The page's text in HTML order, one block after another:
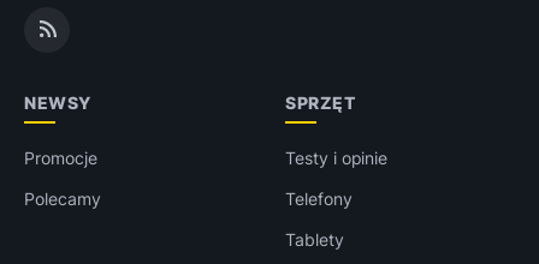
NEWSY
Promocje
Polecamy
SPRZĘT
Testy i opinie
Telefony
Tablety